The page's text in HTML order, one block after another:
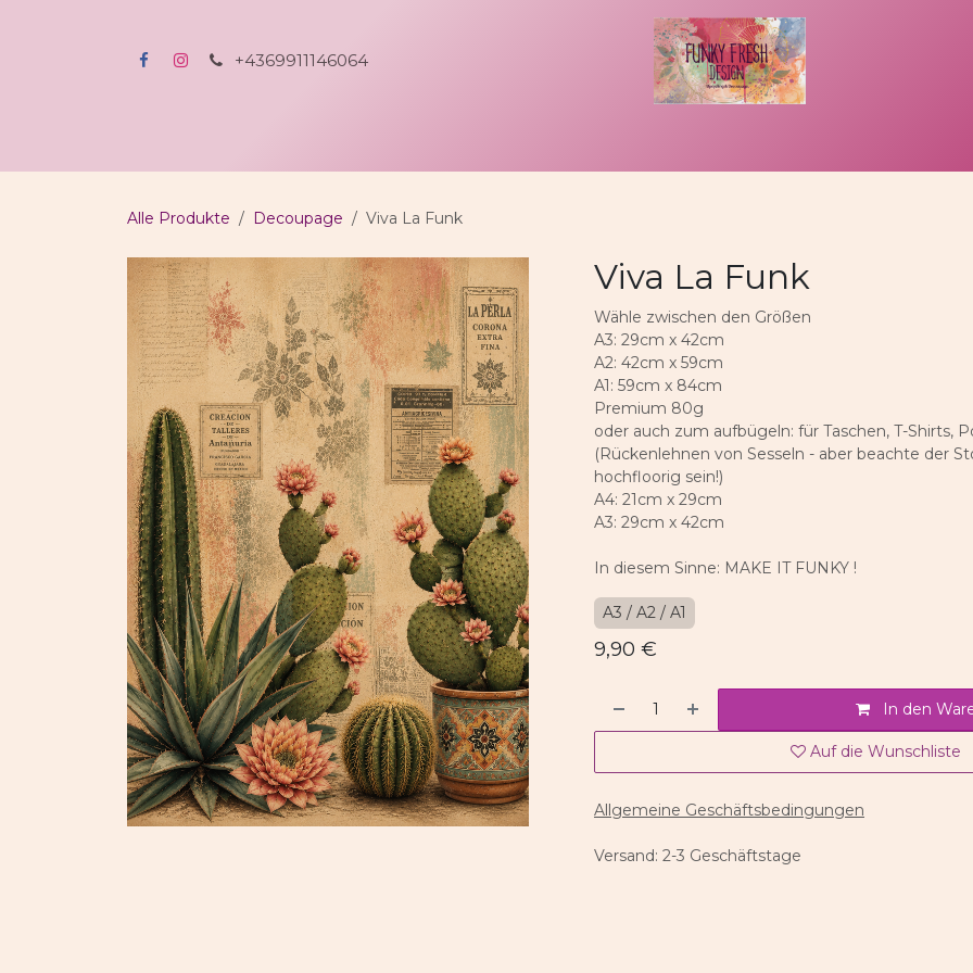
+4369911146064
Alle Produkte Decoupage Viva La Funk
Viva La Funk
Wähle zwischen den Größen
A3: 29cm x 42cm
A2: 42cm x 59cm
A1: 59cm x 84cm
Premium 80g
oder auch zum aufbügeln: für Taschen, T-Shirts,
(Rückenlehnen von Sesseln - aber beachte der
hochfloorig sein!)
A4: 21cm x 29cm
A3: 29cm x 42cm
In diesem Sinne: MAKE IT FUNKY !
A3 / A2 / A1
9,90 €
In den
Auf die Wunschliste
Allgemeine Geschäftsbedingungen
Versand: 2-3 Geschäftstage